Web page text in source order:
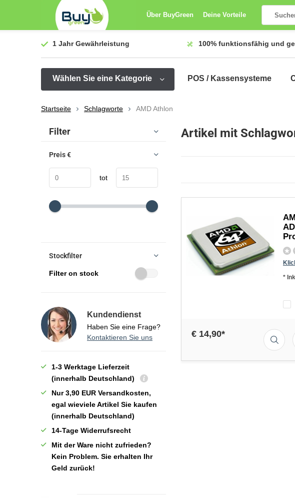
Über BuyGreen Deine Vorteile
1 JahrGewährleistung 100% funktionsfähig und
Wählen Sie eine Kategorie POS / Kassensysteme
Startseite Schlagworte AMD Athlon
Artikel mit
*
€ 14,90*
Sortieren nach:
Filter
Preis€
tot
Stockfilter
Filter on stock
Kundendienst
Haben Sie eine Frage?
Kontaktieren Sie uns
1-3 Werktage Lieferzeit
(innerhalb Deutschland)
Nur 3,90 EUR Versandkosten,
egal wieviele Artikel Sie kaufen
(innerhalb Deutschland)
14-Tage Widerrufsrecht
Mit der Ware nicht zufrieden?
Kein Problem. Sie erhalten Ihr
Geld zurück!